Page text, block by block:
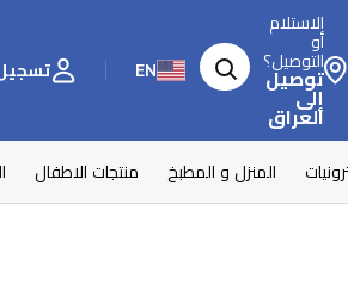
الاستلام
أو
التوصيل؟
توصيل
إلى
العراق
EN تسجيل
المنزل و المطبخ منتجات الاطفال